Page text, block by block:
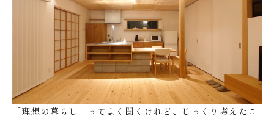
「理想の暮らし」ってよく聞くけれど、じっくり考えたこ